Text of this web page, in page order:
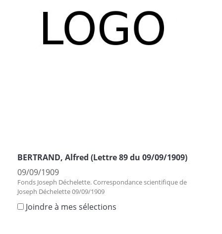
BERTRAND, Alfred (Lettre 89 du 09/09/1909)
09/09/1909
Fonds Joseph Déchelette. Correspondance scientifique de
Joseph Déchelette 09/09/1909
Joindre à mes sélections